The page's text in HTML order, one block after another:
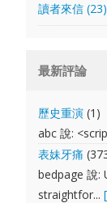
讀者來信 (23)
最新評論
歷史重演 (1)
abc 說:
表妹牙痛
bedpage 說:
straightfor...